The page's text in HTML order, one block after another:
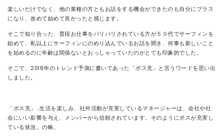
楽しいだけでなく、他の業種の方ともお話をする機会ができたのも自分にプラス
になり、改めて始めて良かったと感じます。
そこで知り合った、普段お仕事をバリバリされている方が５０代でサーフィンを
始めて、私以上にサーフィンにのめり込んでいるお話を聞き、何事も新しいこと
を始めるのに年齢は関係ないとおっしゃっていたのがとても印象的でした。
そこで、2018年のトレンド予測に書いてあった「ボス充」と言うワードを思い出
しました。
「ボス充」…生活を楽しみ、社外活動が充実しているマネージャーは、会社や社
会にいい影響を与え、メンバーから信頼されています。そのようにボスが充実し
ている状況。の略。